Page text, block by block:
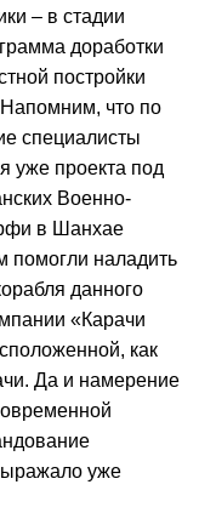
– в стадии
доработки
постройки
что по
специалисты
уже проекта под
Военно-
в Шанхае
помогли наладить
данного
«Карачи
как
Да и намерение
уже